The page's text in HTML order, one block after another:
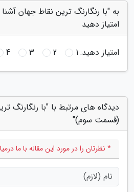
به "با رنگارنگ ترین نقاط جهان
امتیاز دهید
امتیاز دهید:1
2
3
4
دیدگاه های مرتبط با "با رنگارنگ
(قسمت سوم)"
* نظرتان را در مورد این مقاله با ما